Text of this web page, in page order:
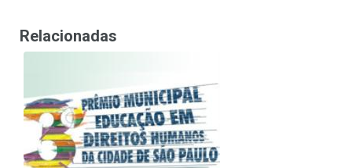
Relacionadas